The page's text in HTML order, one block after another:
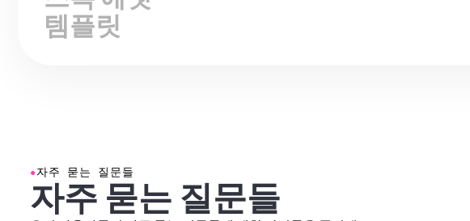
템플릿
자주 묻는 질문들
우리 사용자들이 자주 묻는 질문들에 대한 답변들을 준비해